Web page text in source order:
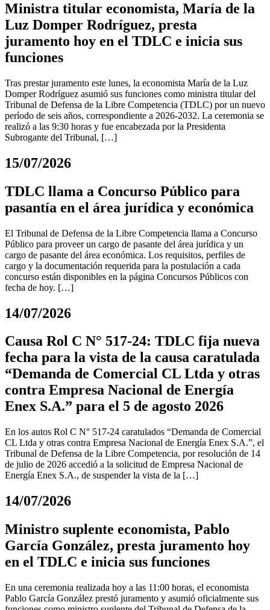
Ministra titular economista, María de la
Luz Domper Rodríguez, presta
juramento hoy en el TDLC e inicia sus
funciones
Tras prestar juramento este lunes, la economista María de la Luz
Domper Rodríguez asumió sus funciones como ministra titular del
Tribunal de Defensa de la Libre Competencia (TDLC) por un nuevo
período de seis años, correspondiente a 2026-2032. La ceremonia se
realizó a las 9:30 horas y fue encabezada por la Presidenta
Subrogante del Tribunal, […]
15/07/2026
TDLC llama a Concurso Público para
pasantía en el área jurídica y económica
El Tribunal de Defensa de la Libre Competencia llama a Concurso
Público para proveer un cargo de pasante del área jurídica y un
cargo de pasante del área económica. Los requisitos, perfiles de
cargo y la documentación requerida para la postulación a cada
concurso están disponibles en la página Concursos Públicos con
fecha de hoy. […]
14/07/2026
Causa Rol C N° 517-24: TDLC fija nueva
fecha para la vista de la causa caratulada
“Demanda de Comercial CL Ltda y otras
contra Empresa Nacional de Energía
Enex S.A.” para el 5 de agosto 2026
En los autos Rol C N° 517-24 caratulados “Demanda de Comercial
CL Ltda y otras contra Empresa Nacional de Energía Enex S.A.”, el
Tribunal de Defensa de la Libre Competencia, por resolución de 14
de julio de 2026 accedió a la solicitud de Empresa Nacional de
Energía Enex S.A., de suspender la vista de la […]
14/07/2026
Ministro suplente economista, Pablo
García González, presta juramento hoy
en el TDLC e inicia sus funciones
En una ceremonia realizada hoy a las 11:00 horas, el economista
Pablo García González prestó juramento y asumió oficialmente sus